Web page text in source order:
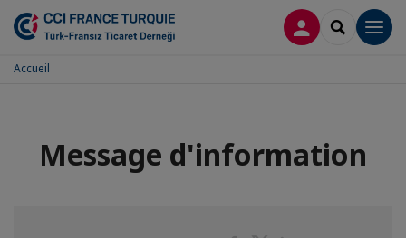
CONNEXION
Accueil
Message d'information